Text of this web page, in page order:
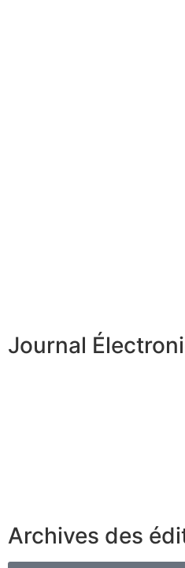
Journal
Archives des